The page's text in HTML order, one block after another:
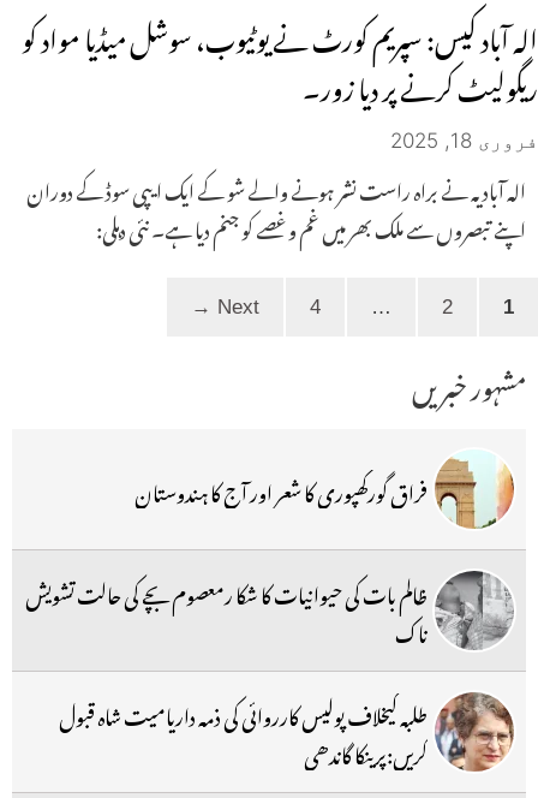
الہ آباد کیس: سپریم کورٹ نے یوٹیوب، سوشل میڈیا مواد کو
ریگولیٹ کرنے پر دیا زور۔
فروری 18, 2025
الہ آبادیہ نے براہ راست نشر ہونے والے شو کے ایک ایپی سوڈ کے دوران
اپنے تبصروں سے ملک بھر میں غم و غصے کو جنم دیا ہے۔ نئی دہلی:
Page1
Page
2
…
Page
4
Next
→
مشہور خبریں
فراق گورکھپوری کا شعر اور آج کا ہندوستان
ظالم بات کی حیوانیات کا شکا رمعصوم بچے کی حالت تشویش
ناک
طلبہ کیخلاف پولیس کارروائی کی ذمہ داریامیت شاہ قبول
کریں:پرینکا گاندھی